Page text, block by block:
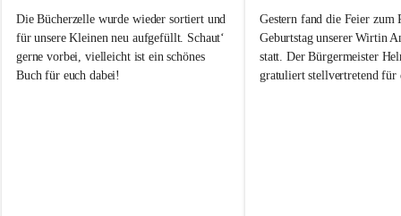
a
j
Die Bücherzelle wurde wieder sortiert und
für unsere Kleinen neu aufgefüllt. Schaut‘
gerne vorbei, vielleicht ist ein schönes
Buch für euch dabei!
a
j
Gestern fand die Feier zum
Geburtstag unserer Wirtin
statt. Der Bürgermeister
gratuliert stellvertretend für